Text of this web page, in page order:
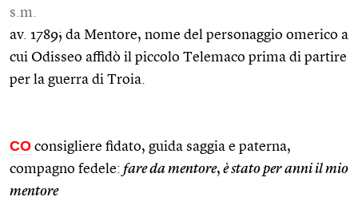
s.m.
av. 1789; da Mentore, nome del personaggio omerico a
cui Odisseo affidò il piccolo Telemaco prima di partire
per la guerra di Troia.
CO consigliere fidato, guida saggia e paterna,
compagno fedele: fare da mentore, è stato per anni il mio
mentore